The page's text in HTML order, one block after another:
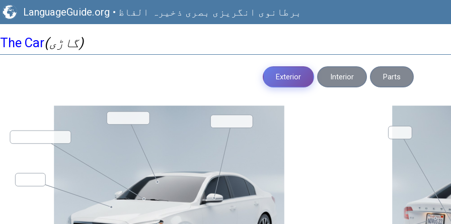
LanguageGuide.org • برطانوی انگریزی بصری ذخیرہ الفاظ
The Car (گاڑی)
Exterior Interior Parts